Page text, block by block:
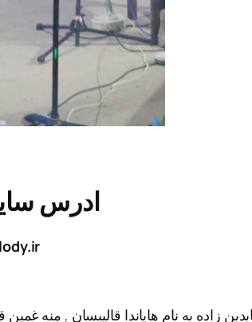
ادرس
زاده به نام هایاندا قالیبسان , منه